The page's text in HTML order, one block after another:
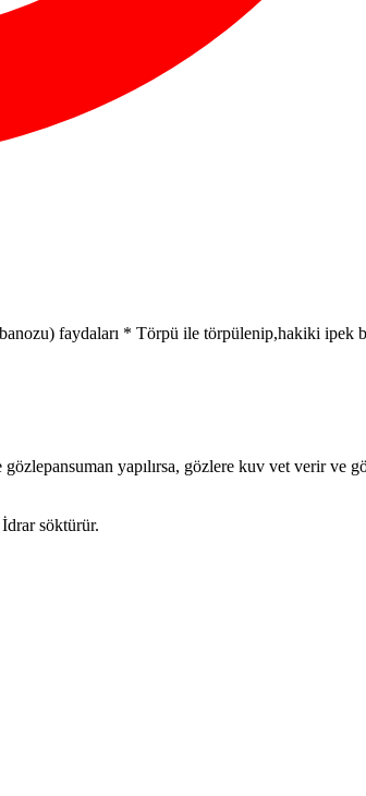
faydaları * Törpü ile törpülenip,hakiki ipek
yapılırsa, gözlere kuv vet verir ve
İdrar söktürür.